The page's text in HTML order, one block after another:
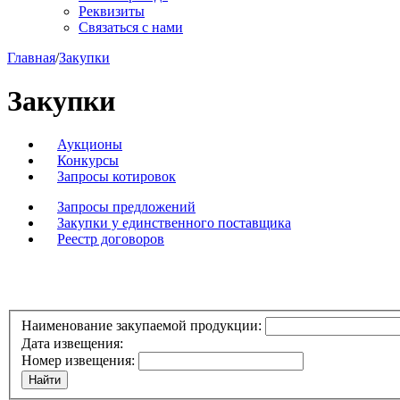
Реквизиты
Связаться с нами
Главная/Закупки
Закупки
Аукционы
Конкурсы
Запросы котировок
Запросы предложений
Закупки у единственного поставщика
Реестр договоров
Наименование закупаемой продукции:
Дата извещения:
Номер извещения: